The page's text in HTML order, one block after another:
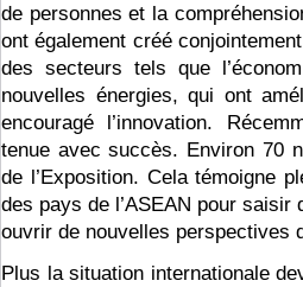
de personnes et la
ont également créé
des secteurs tels que
nouvelles énergies, qui ont
encouragé l’innovation.
tenue avec succès. Environ 70
de l’Exposition. Cela témoigne
des pays de l’ASEAN pour
ouvrir de nouvelles perspectives
Plus la situation internationale